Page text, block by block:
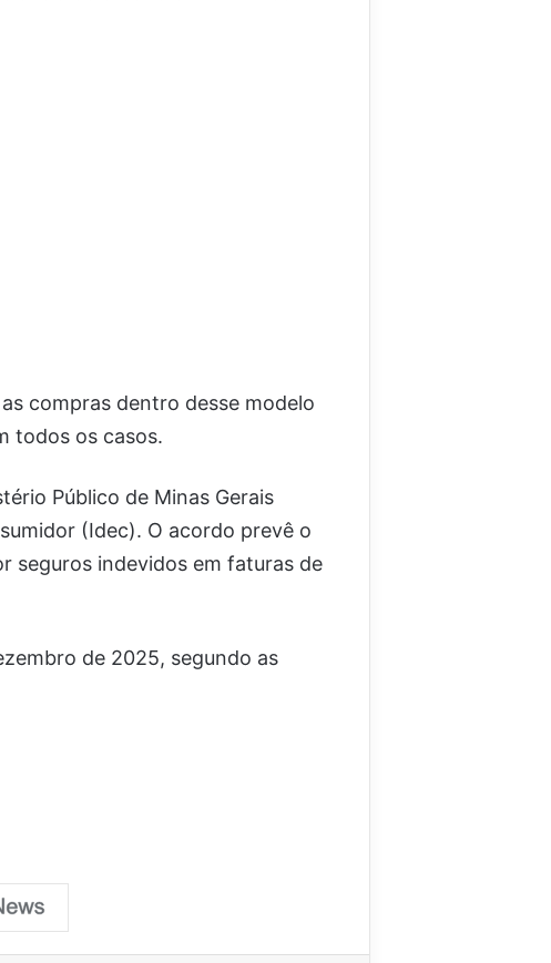
compras dentro desse modelo
todos os casos.
Público de Minas Gerais
(Idec). O acordo prevê o
seguros indevidos em faturas de
de 2025, segundo as